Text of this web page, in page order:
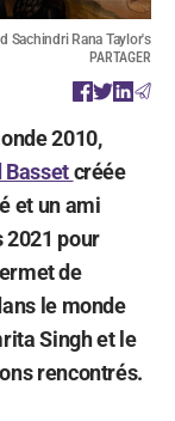
Sachindri Rana Taylor's
PARTAGER
2010,
Bassetcréée
et un ami
2021 pour
de
le monde
Singh et le
rencontrés.